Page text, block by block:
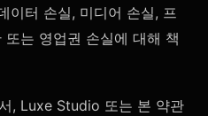
이터 손실, 미디어 손실, 프
는 영업권 손실에 대해 책
, Luxe Studio 또는 본 약관